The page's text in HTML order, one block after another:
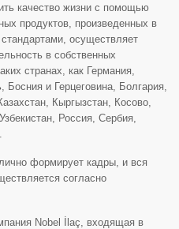
качество жизни с помощью
продуктов, произведенных в
осуществляет
в собственных
странах, как Германия,
и Герцеговина, Болгария,
Кыргызстан, Косово,
Россия, Сербия,
формирует кадры, и вся
согласно
Nobel İlaç, входящая в